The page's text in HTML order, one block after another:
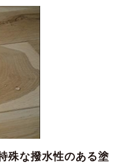
殊な撥水性のある塗